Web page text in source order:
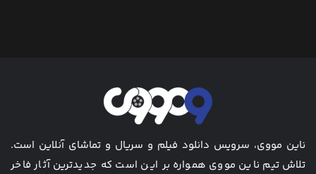
ناین مووی، سرویس دانلود فیلم و سریال و تماشای آنلاین است.
تلاش تیم ناین مووی همواره بر این است که جدیدترین آثار فاخر